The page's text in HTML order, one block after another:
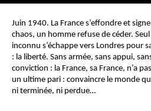
Juin 1940. La France s’effondre et
chaos, un homme refuse de céder.
inconnu s’échappe vers Londres pour
: la liberté. Sans armée, sans appui,
conviction : la France, sa France, n’a
un ultime pari : convaincre le monde
ni terminée, ni perdue…